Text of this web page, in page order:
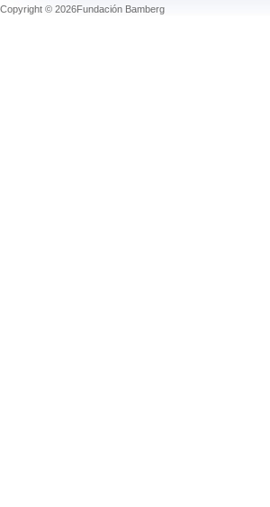
Copyright © 2026Fundación Bamberg